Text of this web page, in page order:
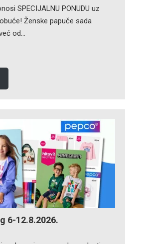
SPECIJALNU PONUDU uz
Ženske papuče sada
od…
6-12.8.2026.